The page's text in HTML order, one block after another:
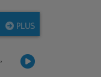
PLUS